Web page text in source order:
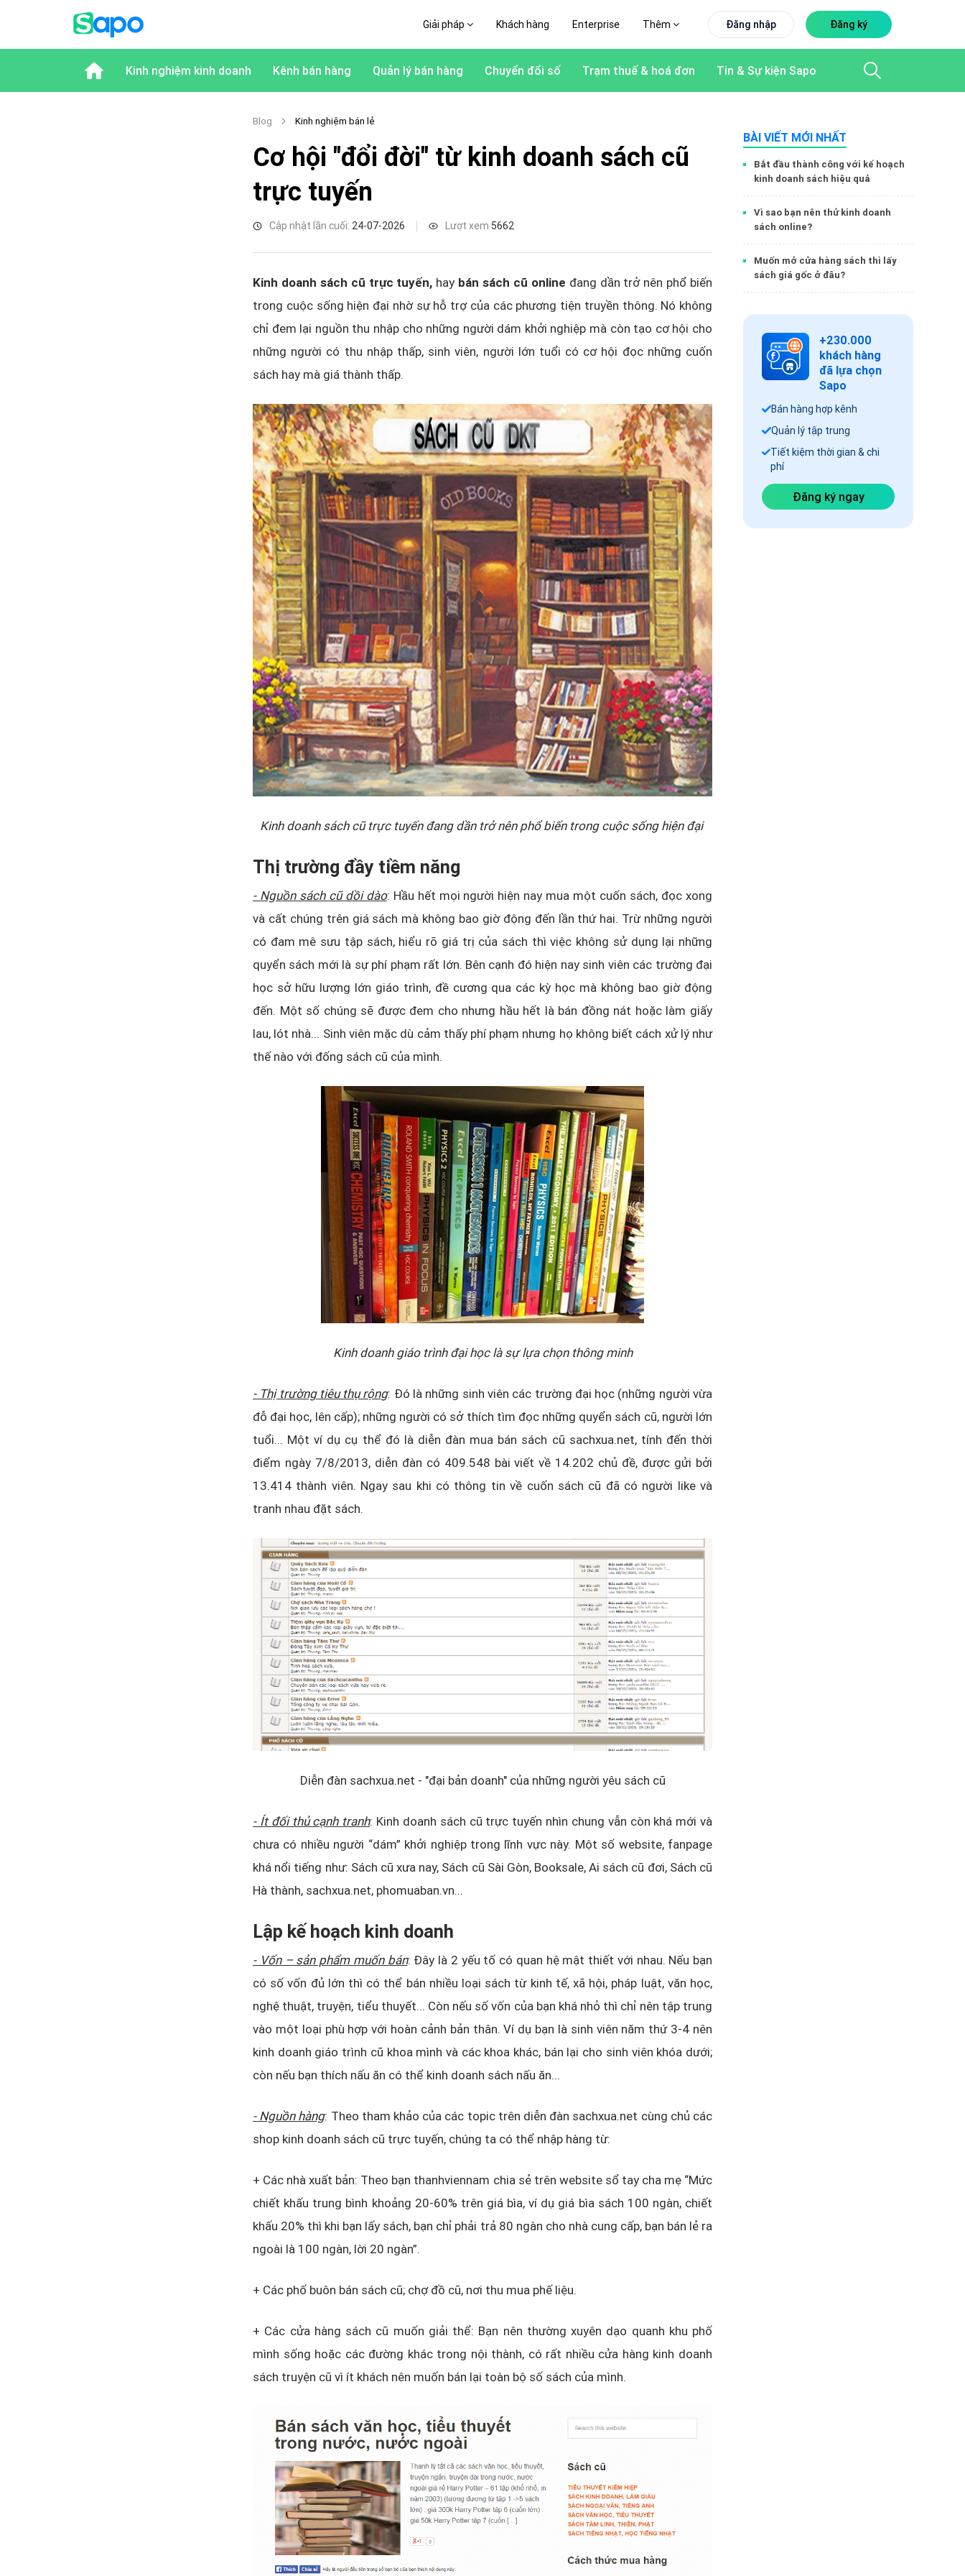
Giải pháp Khách hàng Enterprise Thêm Đăng nhập Đăng ký
Kinh nghiệm kinh doanh Kênh bán hàng Quản lý bán hàng Chuyển đổi số Trạm thuế & hoá đơn Tin & Sự kiện Sapo
BÀI VIẾT MỚI NHẤT
Bắt đầu thành công với kế hoạch
kinh doanh sách hiệu quả
Vì sao bạn nên thử kinh doanh
sách online?
Muốn mở cửa hàng sách thì lấy
sách giá gốc ở đâu?
+230.000
khách hàng
đã lựa chọn
Sapo
Bán hàng hợp kênh
Quản lý tập trung
Tiết kiệm thời gian & chi
phí
Đăng ký ngay
Blog Kinh nghiệm bán lẻ
Cơ hội "đổi đời" từ kinh doanh sách cũ
trực tuyến
Cập nhật lần cuối: 24-07-2026 Lượt xem 5662
Kinh doanh sách cũ trực tuyến, hay bán sách cũ online đang dần trở nên phổ biến
trong cuộc sống hiện đại nhờ sự hỗ trợ của các phương tiện truyền thông. Nó không
chỉ đem lại nguồn thu nhập cho những người dám khởi nghiệp mà còn tạo cơ hội cho
những người có thu nhập thấp, sinh viên, người lớn tuổi có cơ hội đọc những cuốn
sách hay mà giá thành thấp.
Kinh doanh sách cũ trực tuyến đang dần trở nên phổ biến trong cuộc sống hiện đại
Thị trường đầy tiềm năng
- Nguồn sách cũ dồi dào: Hầu hết mọi người hiện nay mua một cuốn sách, đọc xong
và cất chúng trên giá sách mà không bao giờ động đến lần thứ hai. Trừ những người
có đam mê sưu tập sách, hiểu rõ giá trị của sách thì việc không sử dụng lại những
quyển sách mới là sự phí phạm rất lớn. Bên cạnh đó hiện nay sinh viên các trường đại
học sở hữu lượng lớn giáo trình, đề cương qua các kỳ học mà không bao giờ động
đến. Một số chúng sẽ được đem cho nhưng hầu hết là bán đồng nát hoặc làm giấy
lau, lót nhà... Sinh viên mặc dù cảm thấy phí phạm nhưng họ không biết cách xử lý như
thế nào với đống sách cũ của mình.
Kinh doanh giáo trình đại học là sự lựa chọn thông minh
- Thị trường tiêu thụ rộng: Đó là những sinh viên các trường đại học (những người vừa
đỗ đại học, lên cấp); những người có sở thích tìm đọc những quyển sách cũ, người lớn
tuổi... Một ví dụ cụ thể đó là diễn đàn mua bán sách cũ sachxua.net, tính đến thời
điểm ngày 7/8/2013, diễn đàn có 409.548 bài viết về 14.202 chủ đề, được gửi bởi
13.414 thành viên. Ngay sau khi có thông tin về cuốn sách cũ đã có người like và
tranh nhau đặt sách.
Diễn đàn sachxua.net - "đại bản doanh" của những người yêu sách cũ
- Ít đối thủ cạnh tranh: Kinh doanh sách cũ trực tuyến nhìn chung vẫn còn khá mới và
chưa có nhiều người “dám” khởi nghiệp trong lĩnh vực này. Một số website, fanpage
khá nổi tiếng như: Sách cũ xưa nay, Sách cũ Sài Gòn, Booksale, Ai sách cũ đơi, Sách cũ
Hà thành, sachxua.net, phomuaban.vn...
Lập kế hoạch kinh doanh
- Vốn – sản phẩm muốn bán: Đây là 2 yếu tố có quan hệ mật thiết với nhau. Nếu bạn
có số vốn đủ lớn thì có thể bán nhiều loại sách từ kinh tế, xã hội, pháp luật, văn học,
nghệ thuật, truyện, tiểu thuyết... Còn nếu số vốn của bạn khá nhỏ thì chỉ nên tập trung
vào một loại phù hợp với hoàn cảnh bản thân. Ví dụ bạn là sinh viên năm thứ 3-4 nên
kinh doanh giáo trình cũ khoa mình và các khoa khác, bán lại cho sinh viên khóa dưới;
còn nếu bạn thích nấu ăn có thể kinh doanh sách nấu ăn...
- Nguồn hàng: Theo tham khảo của các topic trên diễn đàn sachxua.net cùng chủ các
shop kinh doanh sách cũ trực tuyến, chúng ta có thể nhập hàng từ:
+ Các nhà xuất bản: Theo bạn thanhviennam chia sẻ trên website sổ tay cha mẹ “Mức
chiết khấu trung bình khoảng 20-60% trên giá bìa, ví dụ giá bìa sách 100 ngàn, chiết
khấu 20% thì khi bạn lấy sách, bạn chỉ phải trả 80 ngàn cho nhà cung cấp, bạn bán lẻ ra
ngoài là 100 ngàn, lời 20 ngàn”.
+ Các phố buôn bán sách cũ; chợ đồ cũ, nơi thu mua phế liệu.
+ Các cửa hàng sách cũ muốn giải thể: Bạn nên thường xuyên dạo quanh khu phố
mình sống hoặc các đường khác trong nội thành, có rất nhiều cửa hàng kinh doanh
sách truyện cũ vì ít khách nên muốn bán lại toàn bộ số sách của mình.